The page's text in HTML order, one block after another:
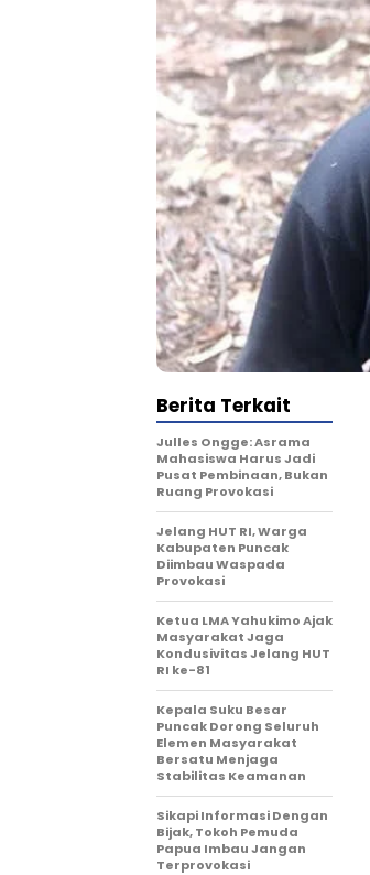
Berita Terkait
Julles Ongge: Asrama
Mahasiswa Harus Jadi
Pusat Pembinaan, Bukan
Ruang Provokasi
Jelang HUT RI, Warga
Kabupaten Puncak
Diimbau Waspada
Provokasi
Ketua LMA Yahukimo Ajak
Masyarakat Jaga
Kondusivitas Jelang HUT
RI ke-81
Kepala Suku Besar
Puncak Dorong Seluruh
Elemen Masyarakat
Bersatu Menjaga
Stabilitas Keamanan
Sikapi Informasi Dengan
Bijak, Tokoh Pemuda
Papua Imbau Jangan
Terprovokasi